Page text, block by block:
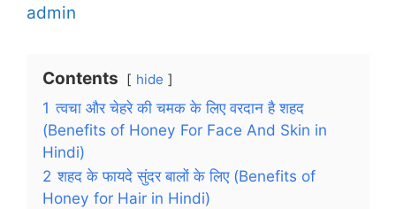
admin
Contents hide
1 त्वचा और चेहरे की चमक के लिए वरदान है शहद
(Benefits of Honey For Face And Skin in
Hindi)
2 शहद के फायदे सुंदर बालों के लिए (Benefits of
Honey for Hair in Hindi)